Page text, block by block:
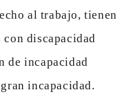
al trabajo, tienen
con discapacidad
de incapacidad
incapacidad.